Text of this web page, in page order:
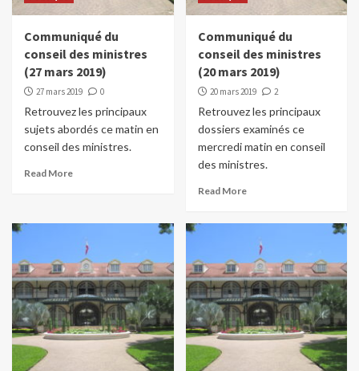
Communiqué du
conseil des ministres
(27 mars 2019)
27 mars 2019 0
Retrouvez les principaux
sujets abordés ce matin en
conseil des ministres.
Read More
Communiqué du
conseil des ministres
(20 mars 2019)
20 mars 2019 2
Retrouvez les principaux
dossiers examinés ce
mercredi matin en conseil
des ministres.
Read More